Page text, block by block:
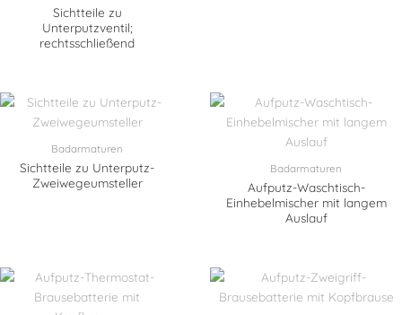
Sichtteile zu
Unterputzventil;
rechtsschließend
Badarmaturen
Sichtteile zu Unterputz-
Zweiwegeumsteller
Badarmaturen
Aufputz-Waschtisch-
Einhebelmischer mit langem
Auslauf